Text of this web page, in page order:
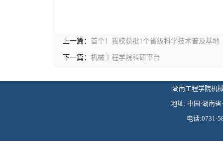
上一篇： 首个！我校获批1个省级科学技术普及基地
下一篇： 机械工程学院科研平台
湖南工程学院机
地址: 中国·湖南
电话:0731-